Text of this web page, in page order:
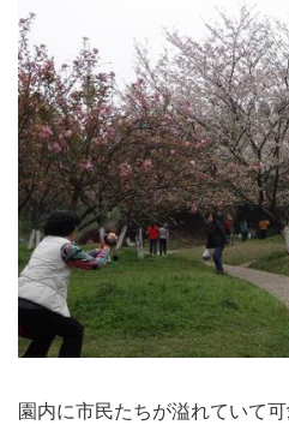
園内に市民たちが溢れていて